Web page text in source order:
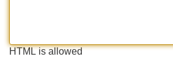
HTML is allowed